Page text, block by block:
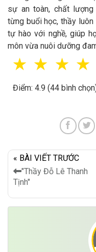
sự an toàn, chất
từng buổi học, thầy
tự hào với nghề, giúp
môn vừa nuôi dưỡng
☆
☆
☆
☆
Điểm: 4.9 (44 bình
« BÀI VIẾT TRƯỚC
"Thầy Đỗ Lê Thanh
Tịnh"